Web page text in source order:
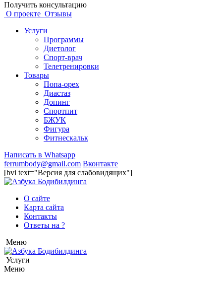
Получить консультацию
О проекте Отзывы
Услуги
Программы
Диетолог
Спорт-врач
Телетренировки
Товары
Попа-орех
Диастаз
Допинг
Спортпит
БЖУК
Фигура
Фитнескальк
Написать в Whatsapp
ferrumbody@gmail.com Вконтакте
[bvi text="Версия для слабовидящих"]
О сайте
Карта сайта
Контакты
Ответы на ?
Меню
Услуги
Меню